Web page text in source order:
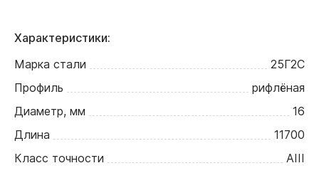
Характеристики:
Марка стали
25Г2С
Профиль
рифлёная
Диаметр, мм
16
Длина
11700
Класс точности
АIII